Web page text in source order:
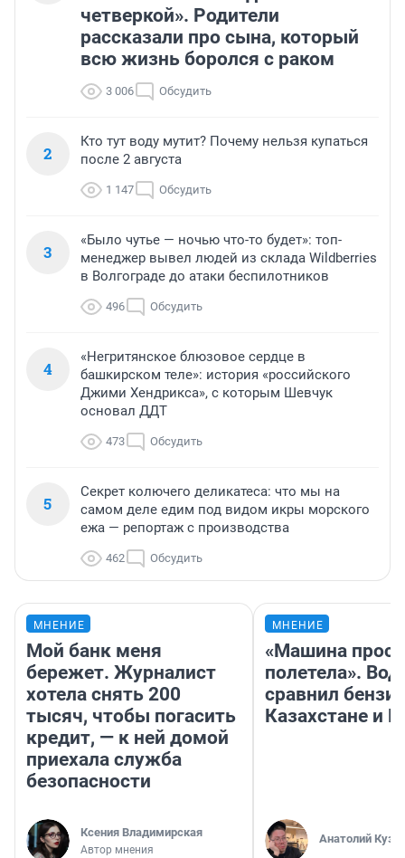
четверкой». Родители
рассказали про сына, который
всю жизнь боролся с раком
3 006 Обсудить
2
Кто тут воду мутит? Почему нельзя купаться
после 2 августа
1 147 Обсудить
3
«Было чутье — ночью что-то будет»: топ-
менеджер вывел людей из склада Wildberries
в Волгограде до атаки беспилотников
496 Обсудить
4
«Негритянское блюзовое сердце в
башкирском теле»: история «российского
Джими Хендрикса», с которым Шевчук
основал ДДТ
473 Обсудить
5
Секрет колючего деликатеса: что мы на
самом деле едим под видом икры морского
ежа — репортаж с производства
462 Обсудить
МНЕНИЕ
Мой банк меня
бережет. Журналист
хотела снять 200
тысяч, чтобы погасить
кредит, — к ней домой
приехала служба
безопасности
Ксения Владимирская
Автор мнения
МНЕНИЕ
«Машина
полетела».
сравнил
Казахстане и
Анатолий